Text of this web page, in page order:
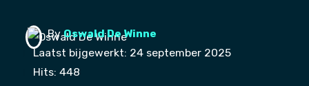
By Oswald De Winne
Laatst bijgewerkt: 24 september 2025
Hits: 448